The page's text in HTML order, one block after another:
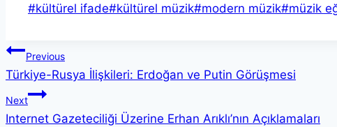
Post
#kültürel ifade#kültürel müzik#modern müzik#müzik
Yazı
gezinmesi
Previous
Türkiye-Rusya İlişkileri: Erdoğan ve Putin Görüşmesi
Next
Internet Gazeteciliği Üzerine Erhan Arıklı’nın Açıklamaları